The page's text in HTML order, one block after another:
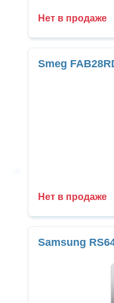
Нет в продаже
Smeg
Нет в продаже
Samsung